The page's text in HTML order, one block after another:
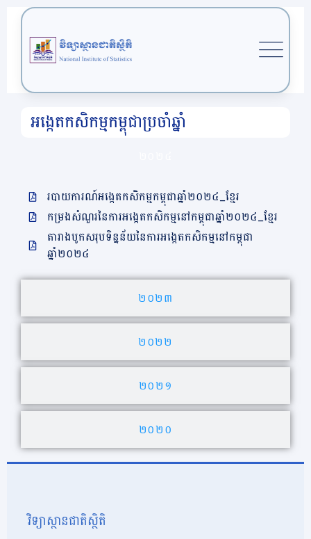
អង្កេតកសិកម្មកម្ពុជាប្រចាំឆ្នាំ
២០២៣
២០២២
២០២១
២០២០
របាយការណ៍អង្កេតកសិកម្មកម្ពុជាឆ្នាំ២០២៤_ខ្មែរ
កម្រងសំណួរនៃការអង្កេតកសិកម្មនៅកម្ពុជាឆ្នាំ២០២៤_ខ្មែរ
តារាងបូកសរុបទិន្នន័យនៃការអង្កេតកសិកម្មនៅកម្ពុជា
ឆ្នាំ២០២៤
វិទ្យាស្ថានជាតិស្ថិតិ